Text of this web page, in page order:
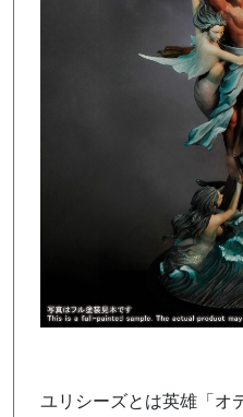
ユリシーズとは英雄「オ